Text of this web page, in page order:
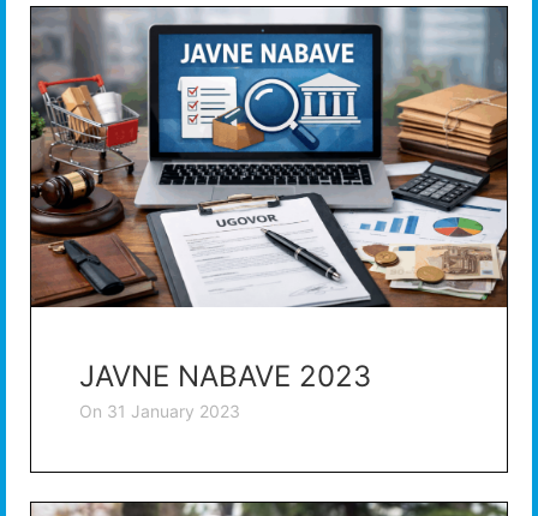
JAVNE NABAVE 2023
on 31 January 2023